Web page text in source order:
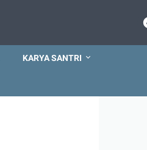
KARYA SANTRI